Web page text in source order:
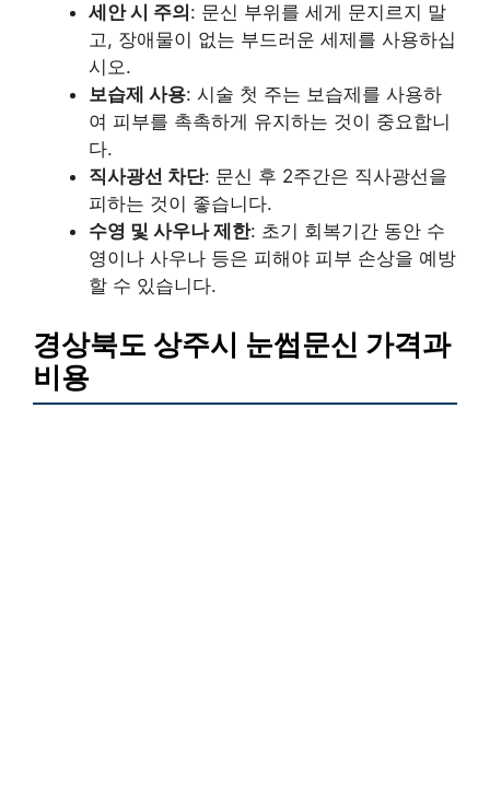
세안 시 주의 : 문신 부위를 세게 문지르지 말
고, 장애물이 없는 부드러운 세제를 사용하십
시오.
보습제 사용: 시술 첫 주는 보습제를 사용하
여 피부를 촉촉하게 유지하는 것이 중요합니
다.
직사광선 차단: 문신 후 2주간은 직사광선을
피하는 것이 좋습니다.
수영 및 사우나 제한: 초기 회복기간 동안 수
영이나 사우나 등은 피해야 피부 손상을 예방
할 수 있습니다.
경상북도 상주시 눈썹문신 가격과
비용